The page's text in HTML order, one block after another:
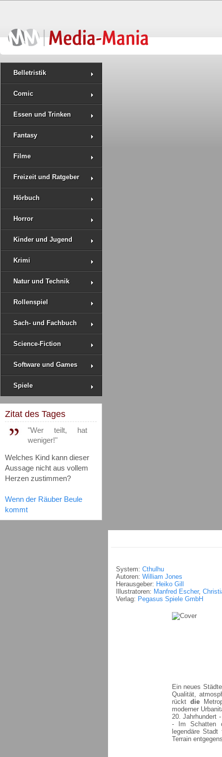
Belletristik
Comic
Essen und Trinken
Fantasy
Filme
Freizeit und Ratgeber
Hörbuch
Horror
Kinder und Jugend
Krimi
Natur und Technik
Rollenspiel
Sach- und Fachbuch
Science-Fiction
Software und Games
Spiele
Zitat des Tages
"Wer teilt, hat
weniger!"
Welches Kind kann dieser
Aussage nicht aus vollem
Herzen zustimmen?
Wenn der Räuber Beule
kommt
System: Cthulhu
Autoren: William Jones
Herausgeber: Heiko Gill
Illustratoren: Manfred Escher,
Verlag: Pegasus Spiele GmbH
Ein neues
Qualität,
rückt die
moderner
20. Jahrhundert
- Im Schatten
legendäre
Terrain